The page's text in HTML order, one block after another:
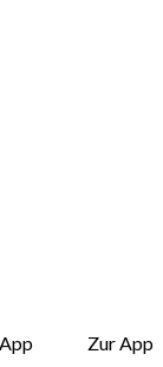
Zur App